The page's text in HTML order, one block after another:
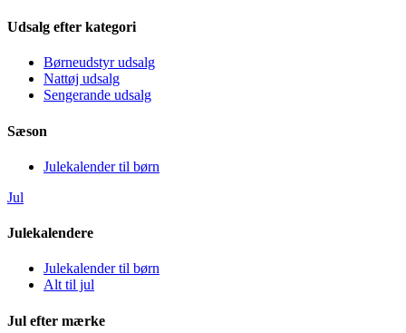
Udsalg efter kategori
Børneudstyr udsalg
Nattøj udsalg
Sengerande udsalg
Sæson
Julekalender til børn
Jul
Julekalendere
Julekalender til børn
Alt til jul
Jul efter mærke